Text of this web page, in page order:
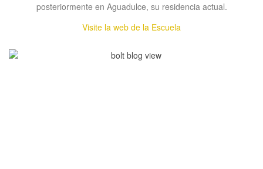
posteriormente en Aguadulce, su residencia actual.
Visite la web de la Escuela